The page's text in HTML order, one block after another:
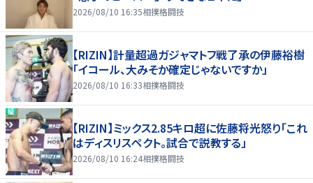
2026/08/10 16:35相撲格闘技
【RIZIN】計量超過ガジャマトフ戦了承の伊藤裕樹
「イコール、大みそか確定じゃないですか」
2026/08/10 16:33相撲格闘技
【RIZIN】ミックス2.85キロ超に佐藤将光怒り「これ
はディスリスペクト。試合で説教する」
2026/08/10 16:24相撲格闘技